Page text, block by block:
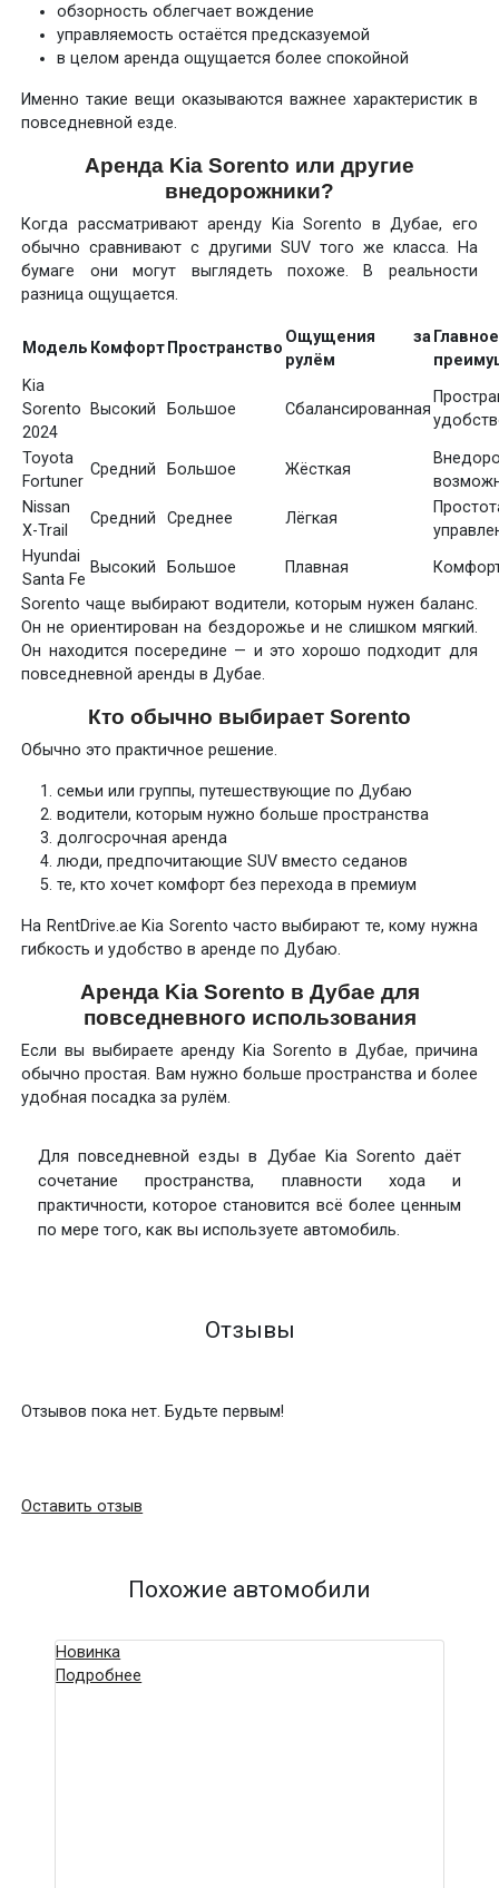
обзорность облегчает вождение
управляемость остаётся предсказуемой
в целом аренда ощущается более спокойной
Именно такие вещи оказываются важнее характеристик в
повседневной езде.
Аренда Kia Sorento или другие
внедорожники?
Когда рассматривают аренду Kia Sorento в Дубае, его
обычно сравнивают с другими SUV того же класса. На
бумаге они могут выглядеть похоже. В реальности
разница ощущается.
Модель Комфорт Пространство
Ощущения за
рулём
Главное
Kia
Sorento
2024
Высокий Большое Сбалансированная
Toyota
Fortuner
Средний Большое Жёсткая
Nissan
X-Trail
Средний Среднее Лёгкая
Hyundai
Santa Fe
Высокий Большое Плавная
Sorento чаще выбирают водители, которым нужен баланс.
Он не ориентирован на бездорожье и не слишком мягкий.
Он находится посередине — и это хорошо подходит для
повседневной аренды в Дубае.
Кто обычно выбирает Sorento
Обычно это практичное решение.
семьи или группы, путешествующие по Дубаю
водители, которым нужно больше пространства
долгосрочная аренда
люди, предпочитающие SUV вместо седанов
те, кто хочет комфорт без перехода в премиум
На RentDrive.ae Kia Sorento часто выбирают те, кому нужна
гибкость и удобство в аренде по Дубаю.
Аренда Kia Sorento в Дубае для
повседневного использования
Если вы выбираете аренду Kia Sorento в Дубае, причина
обычно простая. Вам нужно больше пространства и более
удобная посадка за рулём.
Для повседневной езды в Дубае Kia Sorento даёт
сочетание пространства, плавности хода и
практичности, которое становится всё более ценным
по мере того, как вы используете автомобиль.
Отзывы
Отзывов пока нет. Будьте первым!
Оставить отзыв
Похожие автомобили
Новинка
Подробнее